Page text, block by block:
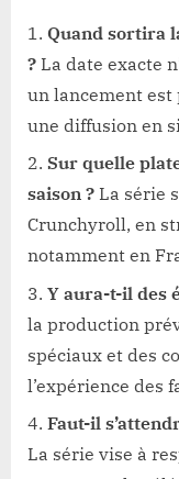
Quand sortira
? La date exacte
un lancement est
une diffusion en
Sur quelle
saison ? La série
Crunchyroll, en
notamment en
Y aura-t-il des
la production
spéciaux et des
l’expérience des
Faut-il
La série vise à